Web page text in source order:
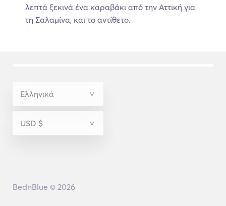
λεπτά ξεκινά ένα καραβάκι από την Αττική για
τη Σαλαμίνα, και το αντίθετο.
BednBlue © 2026